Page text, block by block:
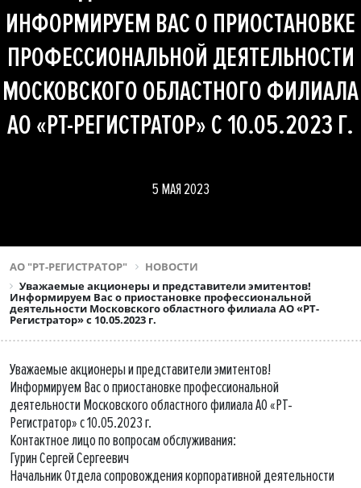
ИНФОРМИРУЕМ ВАС О ПРИОСТАНОВКЕ
ПРОФЕССИОНАЛЬНОЙ ДЕЯТЕЛЬНОСТИ
МОСКОВСКОГО ОБЛАСТНОГО ФИЛИАЛА
АО «РТ-РЕГИСТРАТОР» С 10.05.2023 Г.
5 МАЯ 2023
АО "РТ-РЕГИСТРАТОР"
НОВОСТИ
Уважаемые акционеры и представители эмитентов!
Информируем Вас о приостановке профессиональной
деятельности Московского областного филиала АО «РТ-
Регистратор» с 10.05.2023 г.
Уважаемые акционеры и представители эмитентов!
Информируем Вас о приостановке профессиональной
деятельности Московского областного филиала АО «РТ-
Регистратор» с 10.05.2023 г.
Контактное лицо по вопросам обслуживания:
Гурин Сергей Сергеевич
Начальник Отдела сопровождения корпоративной деятельности